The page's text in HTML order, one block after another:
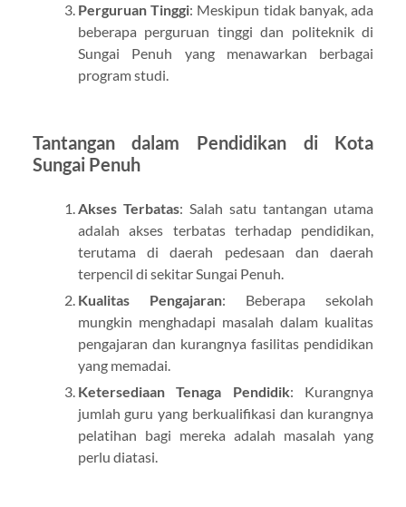
Perguruan Tinggi: Meskipun tidak banyak, ada
beberapa perguruan tinggi dan politeknik di
Sungai Penuh yang menawarkan berbagai
program studi.
Tantangan dalam Pendidikan di Kota
Sungai Penuh
Akses Terbatas: Salah satu tantangan utama
adalah akses terbatas terhadap pendidikan,
terutama di daerah pedesaan dan daerah
terpencil di sekitar Sungai Penuh.
Kualitas Pengajaran: Beberapa sekolah
mungkin menghadapi masalah dalam kualitas
pengajaran dan kurangnya fasilitas pendidikan
yang memadai.
Ketersediaan Tenaga Pendidik: Kurangnya
jumlah guru yang berkualifikasi dan kurangnya
pelatihan bagi mereka adalah masalah yang
perlu diatasi.